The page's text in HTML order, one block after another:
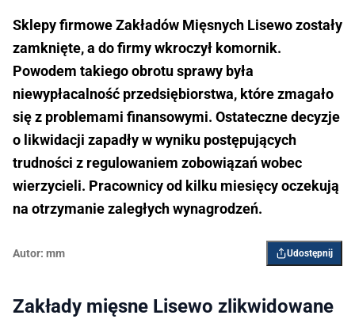
Sklepy firmowe Zakładów Mięsnych Lisewo zostały
zamknięte, a do firmy wkroczył komornik.
Powodem takiego obrotu sprawy była
niewypłacalność przedsiębiorstwa, które zmagało
się z problemami finansowymi. Ostateczne decyzje
o likwidacji zapadły w wyniku postępujących
trudności z regulowaniem zobowiązań wobec
wierzycieli. Pracownicy od kilku miesięcy oczekują
na otrzymanie zaległych wynagrodzeń.
Autor: mm Udostępnij
Zakłady mięsne Lisewo zlikwidowane